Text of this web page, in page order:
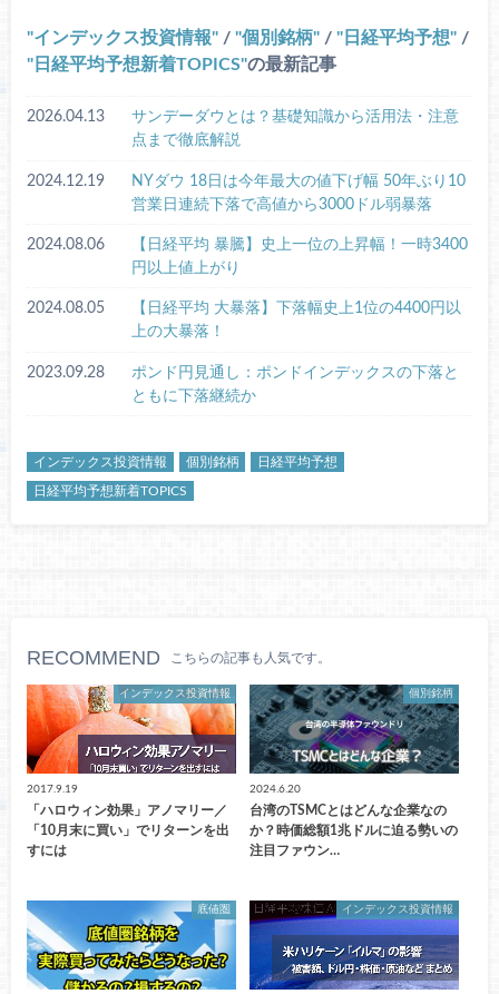
インデックス投資情報 / 個別銘柄 / 日経平均予想
/
日経平均予想新着TOPICS の最新記事
2026.04.13
サンデーダウとは？基礎知識から活用法・注意
点まで徹底解説
2024.12.19
NYダウ 18日は今年最大の値下げ幅 50年ぶり10
営業日連続下落で高値から3000ドル弱暴落
2024.08.06
【日経平均 暴騰】史上一位の上昇幅！一時3400
円以上値上がり
2024.08.05
【日経平均 大暴落】下落幅史上1位の4400円以
上の大暴落！
2023.09.28
ポンド円見通し：ポンドインデックスの下落と
ともに下落継続か
インデックス投資情報 個別銘柄 日経平均予想
日経平均予想新着TOPICS
RECOMMEND こちらの記事も人気です。
インデックス投資情報
2017.9.19
「ハロウィン効果」アノマリー／
「10月末に買い」でリターンを出
すには
個別銘柄
2024.6.20
台湾のTSMCとはどんな企業なの
か？時価総額1兆ドルに迫る勢いの
注目ファウン…
底値圏 インデックス投資情報